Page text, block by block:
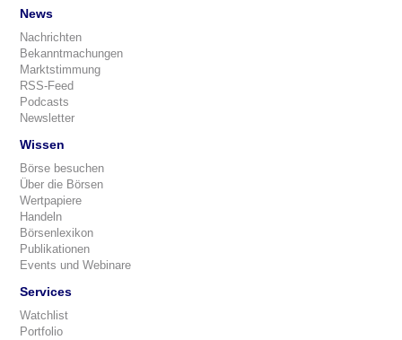
News
Nachrichten
Bekanntmachungen
Marktstimmung
RSS-Feed
Podcasts
Newsletter
Wissen
Börse besuchen
Über die Börsen
Wertpapiere
Handeln
Börsenlexikon
Publikationen
Events und Webinare
Services
Watchlist
Portfolio